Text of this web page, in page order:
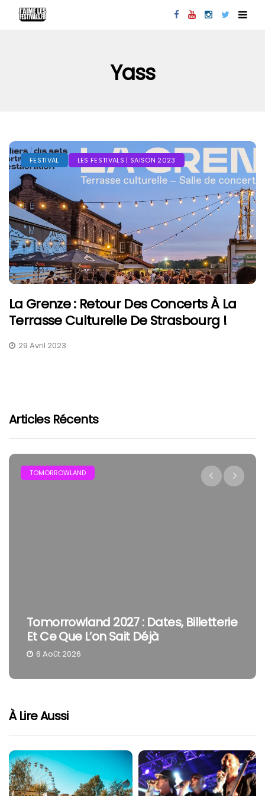
Yass
FESTIVAL LES FESTIVALS | SAISON 2023
La Grenze : Retour Des Concerts À La
Terrasse Culturelle De Strasbourg !
29 Avril 2023
Articles Récents
TOMORROWLAND
Tomorrowland 2027 : Dates, Billetterie
Et Ce Que L’on Sait Déjà
6 Août 2026
À Lire Aussi